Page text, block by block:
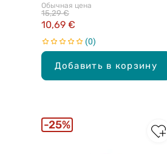
Добавить в корзину
Обычная цена
10,69 €
15,29 €
0
25%